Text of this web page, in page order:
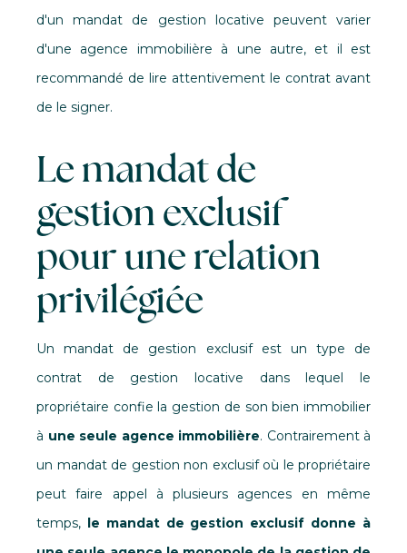
d'un mandat de gestion locative peuvent varier
d'une agence immobilière à une autre, et il est
recommandé de lire attentivement le contrat avant
de le signer.
Le mandat de
gestion exclusif
pour une relation
privilégiée
Unmandat de gestion exclusifest un type de
contrat de gestion locative dans lequel le
propriétaire confie la gestion de son bien immobilier
à une seule agence immobilière. Contrairement à
un mandat de gestion non exclusif où le propriétaire
peut faire appel à plusieurs agences en même
temps, le mandat de gestion exclusif donne à